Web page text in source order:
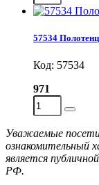
57534
Код: 57534
971
Уважаемые
ознакомительный
является
РФ.